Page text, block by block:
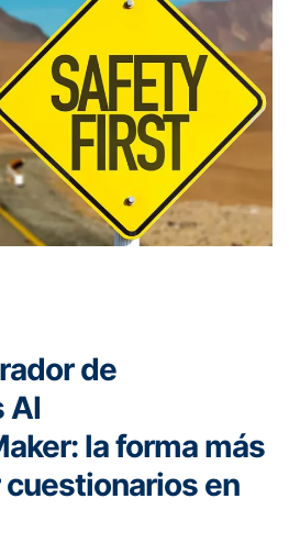
de
AI
la forma más
en